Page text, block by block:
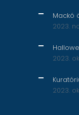
Mackó
2023.
2023.
2023.